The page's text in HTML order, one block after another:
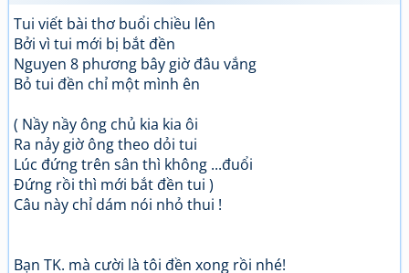
Tui viết bài thơ buổi chiều lên
Bởi vì tui mới bị bắt đền
Nguyen 8 phương bây giờ đâu vắng
Bỏ tui đền chỉ một mình ên
( Nầy nầy ông chủ kia kia ôi
Ra nảy giờ ông theo dỏi tui
Lúc đứng trên sân thì không ...đuổi
Đứng rồi thì mới bắt đền tui )
Câu này chỉ dám nói nhỏ thui !
Bạn TK. mà cười là tôi đền xong rồi nhé!